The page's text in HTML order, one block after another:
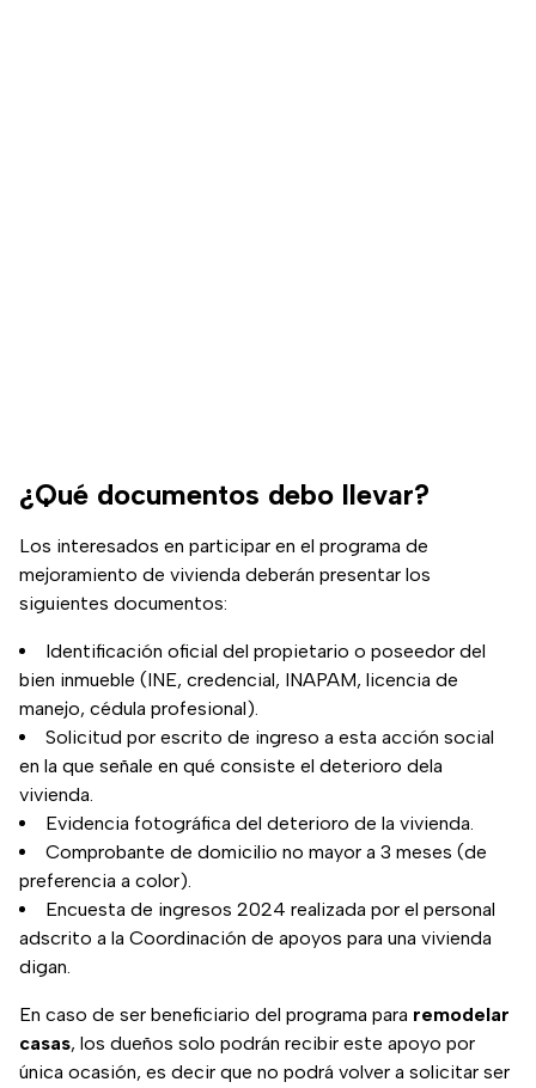
¿Qué documentos debo llevar?
Los interesados en participar en el programa de
mejoramiento de vivienda deberán presentar los
siguientes documentos:
Identificación oficial del propietario o poseedor del
bien inmueble (INE, credencial, INAPAM, licencia de
manejo, cédula profesional).
Solicitud por escrito de ingreso a esta acción social
en la que señale en qué consiste el deterioro dela
vivienda.
Evidencia fotográfica del deterioro de la vivienda.
Comprobante de domicilio no mayor a 3 meses (de
preferencia a color).
Encuesta de ingresos 2024 realizada por el personal
adscrito a la Coordinación de apoyos para una vivienda
digan.
En caso de ser beneficiario del programa para remodelar
casas, los dueños solo podrán recibir este apoyo por
única ocasión, es decir que no podrá volver a solicitar ser